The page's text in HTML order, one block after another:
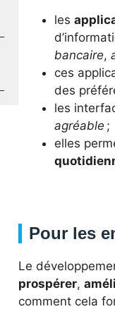
les
bancaire,
ces
des
les
agréable ;
elles
Pour les
Le
prospérer,
comment cela